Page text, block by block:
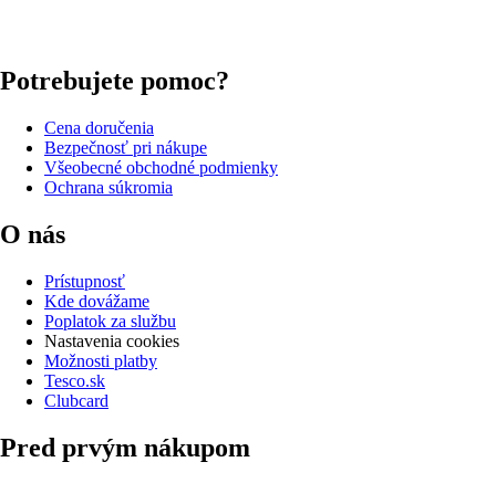
Potrebujete pomoc?
Cena doručenia
Bezpečnosť pri nákupe
Všeobecné obchodné podmienky
Ochrana súkromia
O nás
Prístupnosť
Kde dovážame
Poplatok za službu
Nastavenia cookies
Možnosti platby
Tesco.sk
Clubcard
Pred prvým nákupom